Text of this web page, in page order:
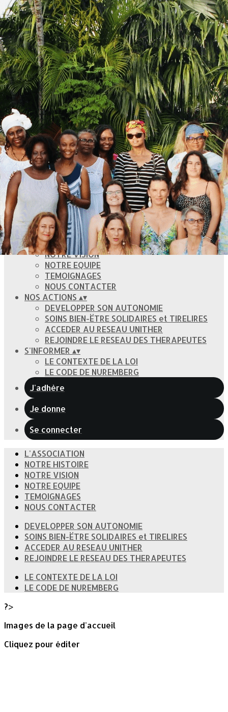
Exporter les lignes sélectionnées
Exporter toutes les colonnes
Exporter uniquement les colonnes affichées
Menu
<
>
DEVELOPPER SON AUTONOMIE
SOINS BIEN-ËTRE SOLIDAIRES et TIRELIRES
ACCEDER AU RESEAU UNITHER
REJOINDRE LE RESEAU DES THERAPEUTES
Ajoutez un logo, un bouton, des réseaux sociaux
Cliquez pour éditer
ANSANM ANSANM▴▾
L'ASSOCIATION
NOTRE HISTOIRE
NOTRE VISION
NOTRE EQUIPE
TEMOIGNAGES
NOUS CONTACTER
NOS ACTIONS ▴▾
DEVELOPPER SON AUTONOMIE
SOINS BIEN-ËTRE SOLIDAIRES et TIRELIRES
ACCEDER AU RESEAU UNITHER
REJOINDRE LE RESEAU DES THERAPEUTES
S'INFORMER ▴▾
LE CONTEXTE DE LA LOI
LE CODE DE NUREMBERG
J'adhère
Je donne
Se connecter
L'ASSOCIATION
NOTRE HISTOIRE
NOTRE VISION
NOTRE EQUIPE
TEMOIGNAGES
NOUS CONTACTER
DEVELOPPER SON AUTONOMIE
SOINS BIEN-ËTRE SOLIDAIRES et TIRELIRES
ACCEDER AU RESEAU UNITHER
REJOINDRE LE RESEAU DES THERAPEUTES
LE CONTEXTE DE LA LOI
LE CODE DE NUREMBERG
?>
Images de la page d'accueil
Cliquez pour éditer